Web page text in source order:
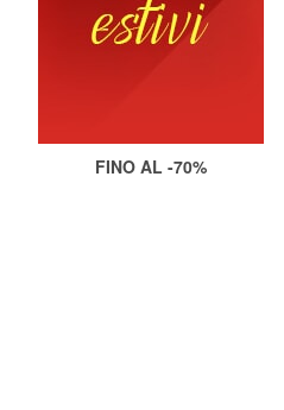
FINO AL -70%